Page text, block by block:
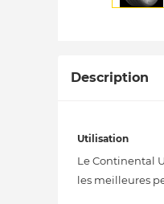
Description
Utilisation
Le Continental
les meilleures